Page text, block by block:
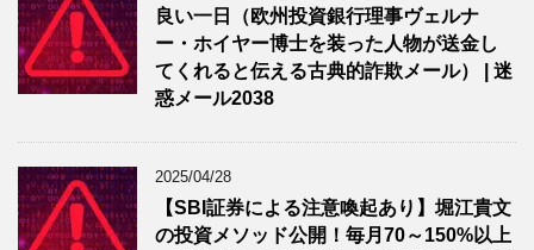
良い一日（欧州投資銀行理事ヴェルナ
ー・ホイヤー博士を装った人物が送金し
てくれると伝える古典的詐欺メール） | 迷
惑メール2038
2025/04/28
【SBI証券による注意喚起あり】堀江貴文
の投資メソッド公開！毎月70～150%以上